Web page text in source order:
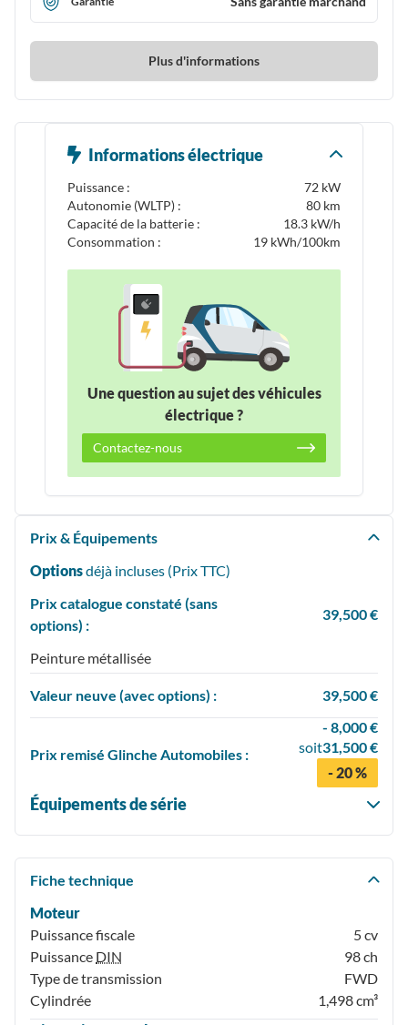
Plus d'informations
Informations électrique
Puissance :
72 kW
Autonomie (WLTP) :
80 km
Capacité de la batterie :
18.3 kW/h
Consommation :
19 kWh/100km
Une question au sujet des véhicules
électrique ?
Contactez-nous
Prix & Équipements
Optionsdéjà incluses (PrixTTC)
Prix catalogue constaté (sans
options) :
39,500 €
Peinture métallisée
Valeur neuve (avec options) : 39,500 €
Prix remisé Glinche Automobiles :
- 8,000 €
soit31,500 €
- 20 %
Équipements de série
Fiche technique
Moteur
Puissance fiscale
5 cv
Puissance DIN
98 ch
Type de transmission
FWD
Cylindrée
1,498 cm³